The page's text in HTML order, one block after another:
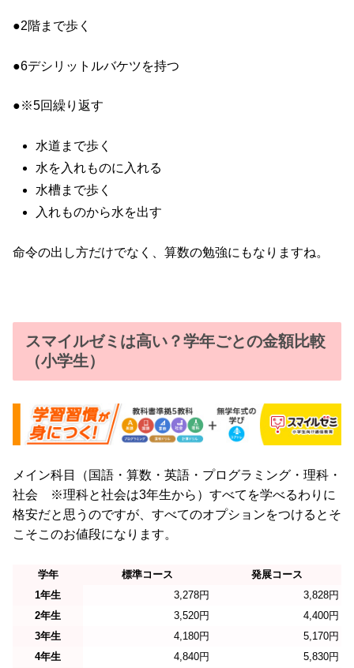
●2階まで歩く
●6デシリットルバケツを持つ
●※5回繰り返す
水道まで歩く
水を入れものに入れる
水槽まで歩く
入れものから水を出す
命令の出し方だけでなく、算数の勉強にもなりますね。
スマイルゼミは高い？学年ごとの金額比較
（小学生）
メイン科目（国語・算数・英語・プログラミング・理科・
社会 ※理科と社会は3年生から）すべてを学べるわりに
格安だと思うのですが、すべてのオプションをつけるとそ
こそこのお値段になります。
学年 標準コース
発展コース
1年生
3,278円
3,828円
2年生
3,520円
4,400円
3年生
4,180円
5,170円
4年生
4,840円
5,830円